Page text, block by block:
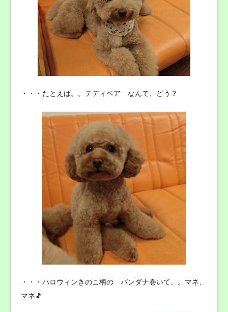
・・・たとえば。。テディベア なんて、どう？
・・・ハロウィンきのこ柄の バンダナ巻いて。。マネ、
マネ🎵